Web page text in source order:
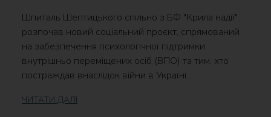
Шпиталь Шептицького спільно з БФ "Крила надії"
розпочав новий соціальний проєкт, спрямований
на забезпечення психологічної підтримки
внутрішньо переміщених осіб (ВПО) та тим, хто
постраждав внаслідок війни в Україні....
ЧИТАТИ ДАЛІ